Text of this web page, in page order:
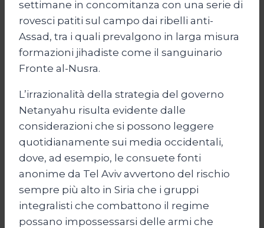
settimane in concomitanza con una serie di
rovesci patiti sul campo dai ribelli anti-
Assad, tra i quali prevalgono in larga misura
formazioni jihadiste come il sanguinario
Fronte al-Nusra.
L’irrazionalità della strategia del governo
Netanyahu risulta evidente dalle
considerazioni che si possono leggere
quotidianamente sui media occidentali,
dove, ad esempio, le consuete fonti
anonime da Tel Aviv avvertono del rischio
sempre più alto in Siria che i gruppi
integralisti che combattono il regime
possano impossessarsi delle armi che